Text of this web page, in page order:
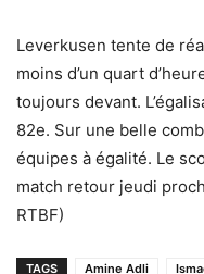
Leverkusen tente de
moins d’un quart
toujours devant.
82e. Sur une belle
équipes à égalité. Le
match retour jeudi
RTBF)
TAGS Amine Adli